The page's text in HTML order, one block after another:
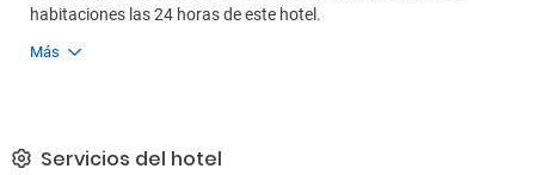
habitaciones las 24 horas de este hotel.
Más
Servicios del hotel